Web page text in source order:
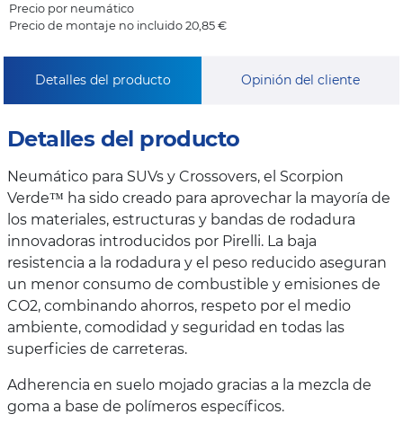
Precio por neumático
Precio de montaje no incluido 20,85 €
Detalles del producto Opinión del cliente
Detalles del producto
Neumático para SUVs y Crossovers, el Scorpion
Verde™ ha sido creado para aprovechar la mayoría de
los materiales, estructuras y bandas de rodadura
innovadoras introducidos por Pirelli. La baja
resistencia a la rodadura y el peso reducido aseguran
un menor consumo de combustible y emisiones de
CO2, combinando ahorros, respeto por el medio
ambiente, comodidad y seguridad en todas las
superficies de carreteras.
Adherencia en suelo mojado gracias a la mezcla de
goma a base de polímeros específicos.